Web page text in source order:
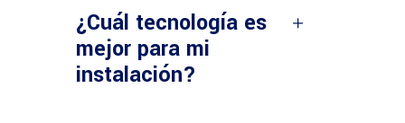
¿Cuál tecnología es
mejor para mi
instalación?